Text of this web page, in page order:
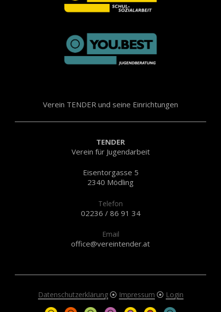
Verein TENDER und seine Einrichtungen
TENDER
Verein für Jugendarbeit
Eisentorgasse 5
2340 Mödling
Telefon
02236 / 86 91 34
Email
office@vereintender.at
Datenschutzerklärung Impressum Login